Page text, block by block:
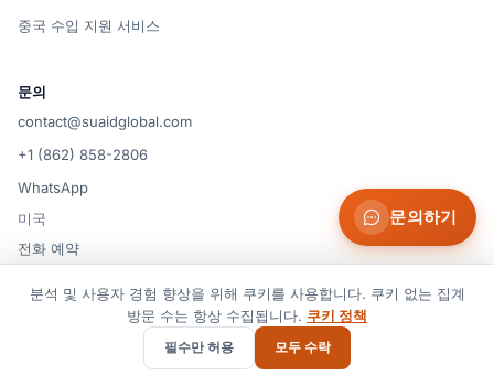
중국 수입 지원 서비스
문의
contact@suaidglobal.com
+1 (862) 858-2806
WhatsApp
미국
전화 예약
© 2026 Suaid LLC — 미국
개인정보 처리방침 쿠키 정책 쿠키 설정
모든 권리 보유
문의하기
분석 및 사용자 경험 향상을 위해 쿠키를 사용합니다. 쿠키 없는 집계
방문 수는 항상 수집됩니다. 쿠키 정책
필수만 허용 모두 수락